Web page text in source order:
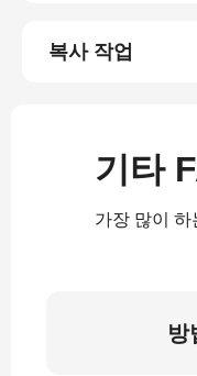
복사 작업
기타
가장 많이
방